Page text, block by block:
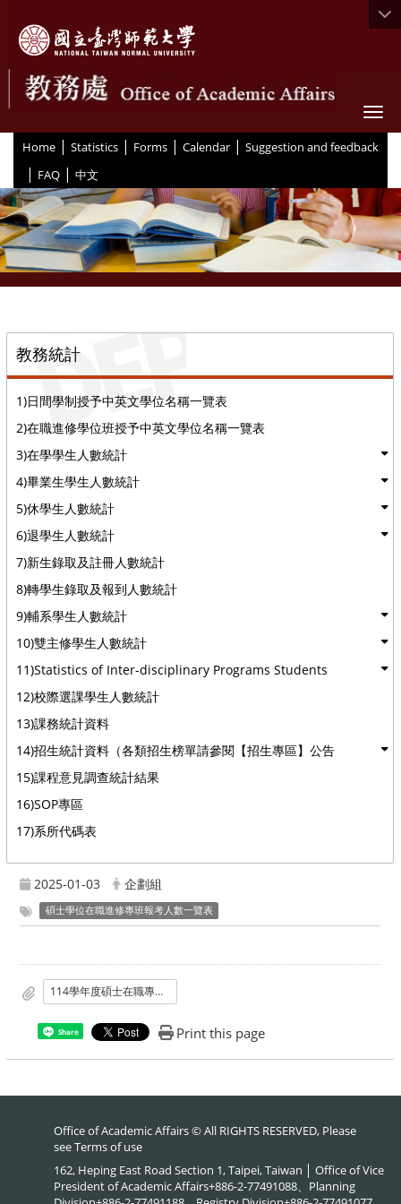
Home | Statistics | Forms | Calendar | Suggestion and feedback
| FAQ | 中文
教務統計
1)日間學制授予中英文學位名稱一覽表
2)在職進修學位班授予中英文學位名稱一覽表
3)在學學生人數統計
4)畢業生學生人數統計
5)休學生人數統計
6)退學生人數統計
7)新生錄取及註冊人數統計
8)轉學生錄取及報到人數統計
9)輔系學生人數統計
10)雙主修學生人數統計
11)Statistics of Inter-disciplinary Programs Students
12)校際選課學生人數統計
13)課務統計資料
14)招生統計資料（各類招生榜單請參閱【招生專區】公告
15)課程意見調查統計結果
16)SOP專區
17)系所代碼表
2025-01-03 企劃組
碩士學位在職進修專班報考人數一覽表
114學年度碩士在職專班合格考生人數公告.pdf
Share Print this page
Office of Academic Affairs © All RIGHTS RESERVED, Please
seeTerms of use
162, Heping East Road Section 1, Taipei, Taiwan │ Office of Vice
President of Academic Affairs+886-2-77491088、Planning